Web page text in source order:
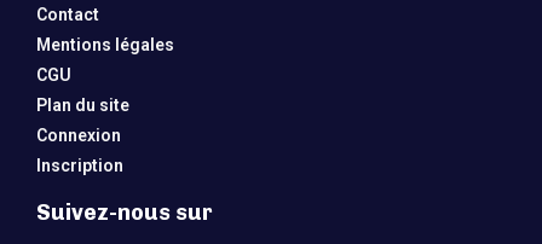
Contact
Mentions légales
CGU
Plan du site
Connexion
Inscription
Suivez-nous sur